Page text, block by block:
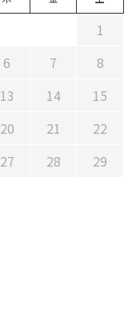
1
6 7
8
13 14
15
20 21
22
27 28
29